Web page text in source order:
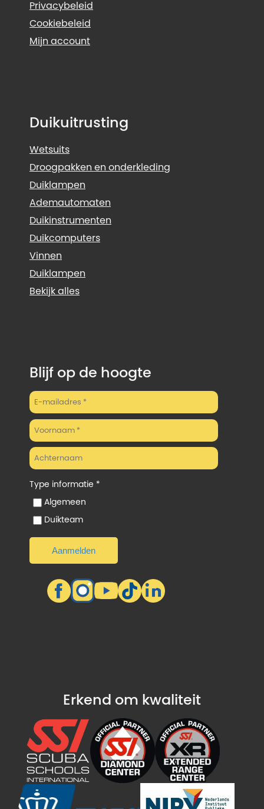
Privacybeleid
Cookiebeleid
Mijn account
Duikuitrusting
Wetsuits
Droogpakken en onderkleding
Duiklampen
Ademautomaten
Duikinstrumenten
Duikcomputers
Vinnen
Duiklampen
Bekijk alles
Blijf op de hoogte
Type informatie *
Algemeen
Duikteam
Erkend om kwaliteit